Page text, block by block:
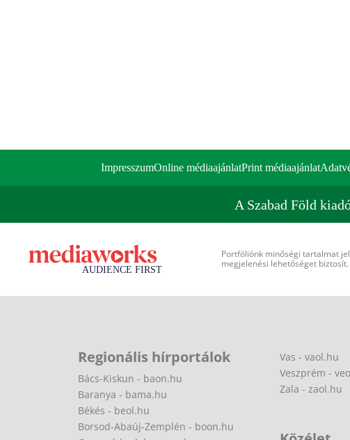
ImpresszumOnline médiaajánlatPrint médiaajánlat
A Szabad Föld
Portfóliónk minőségi tartalmat
megjelenési lehetőséget
Regionális hírportálok
Bács-Kiskun - baon.hu
Baranya - bama.hu
Békés - beol.hu
Borsod-Abaúj-Zemplén - boon.hu
Vas - vaol.hu
Veszprém -
Zala - zaol.hu